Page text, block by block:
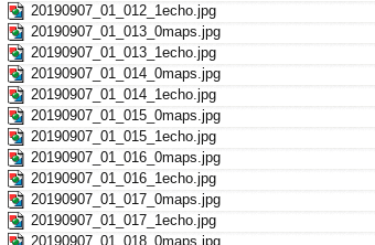
20190907_01_012_1echo.jpg
20190907_01_013_0maps.jpg
20190907_01_013_1echo.jpg
20190907_01_014_0maps.jpg
20190907_01_014_1echo.jpg
20190907_01_015_0maps.jpg
20190907_01_015_1echo.jpg
20190907_01_016_0maps.jpg
20190907_01_016_1echo.jpg
20190907_01_017_0maps.jpg
20190907_01_017_1echo.jpg
20190907_01_018_0maps.jpg